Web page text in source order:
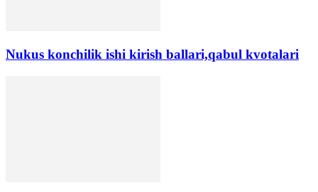
Nukus konchilik ishi kirish ballari,qabul kvotalari